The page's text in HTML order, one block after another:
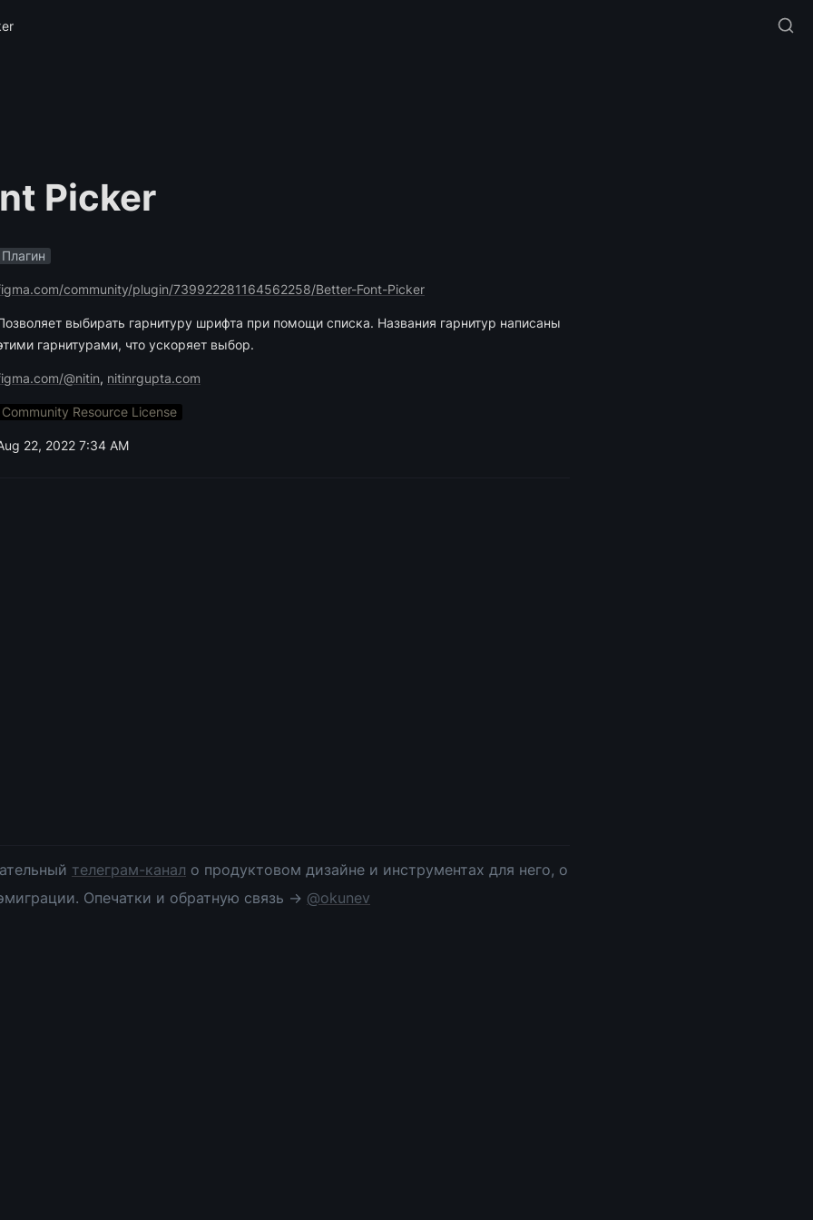
Picker
Плагин
community/plugin/739922281164562258/Better-Font-Picker
выбирать гарнитуру шрифта при помощи списка. Названия гарнитур написаны
гарнитурами, что ускоряет выбор.
@nitin, nitinrgupta.com
Community Resource License
22, 2022 7:34 AM
телеграм-канал о продуктовом дизайне и инструментах для него, о
Опечатки и обратную связь → @okunev